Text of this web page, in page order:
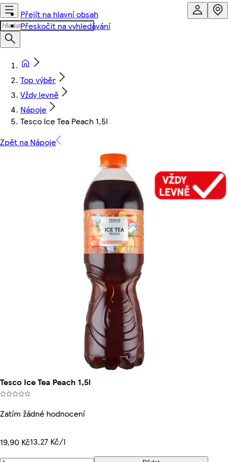
Přejít na hlavní obsah
Přeskočit na vyhledávání
Top výběr
Vždy levně
Nápoje
Tesco Ice Tea Peach 1,5l
Zpět na Nápoje
Tesco Ice Tea Peach 1,5l
Zatím žádné hodnocení
19,90 Kč13,27 Kč/l